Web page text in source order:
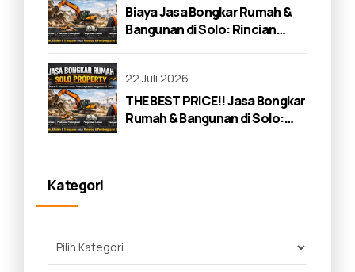
Biaya Jasa Bongkar Rumah &
Bangunan di Solo: Rincian
22 Juli 2026
THE BEST PRICE!! Jasa Bongkar
Rumah & Bangunan di Solo:
Kategori